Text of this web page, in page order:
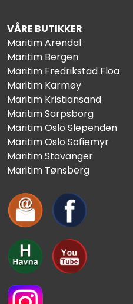
VÅRE BUTIKKER
Maritim Arendal
Maritim Bergen
Maritim Fredrikstad Floa
Maritim Karmøy
Maritim Kristiansand
Maritim Sarpsborg
Maritim Oslo Slependen
Maritim Oslo Sofiemyr
Maritim Stavanger
Maritim Tønsberg